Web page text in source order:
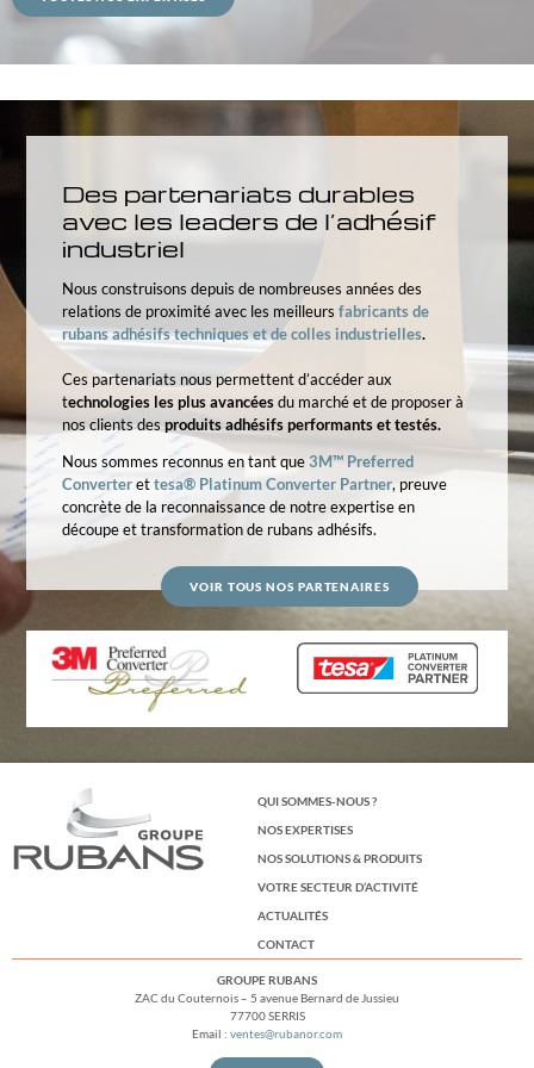
Des partenariats durables
avec les leaders de l’adhésif
industriel
Nous construisons depuis de nombreuses années des
relations de proximité avec les meilleursfabricants de
rubans adhésifs techniques et de colles industrielles.
Ces partenariats nous permettent d’accéder aux
technologies les plus avancéesdu marché et de proposer à
nos clients desproduits adhésifs performants et testés.
Nous sommes reconnus en tant que3M™ Preferred
Converterettesa® Platinum Converter Partner, preuve
concrète de la reconnaissance de notre expertise en
découpe et transformation de rubans adhésifs.
VOIR TOUS NOS PARTENAIRES
QUI SOMMES-NOUS ?
NOS EXPERTISES
NOS SOLUTIONS & PRODUITS
VOTRE SECTEUR D’ACTIVITÉ
ACTUALITÉS
CONTACT
GROUPE RUBANS
ZAC du Couternois – 5 avenue Bernard de Jussieu
77700 SERRIS
Email : ventes@rubanor.com